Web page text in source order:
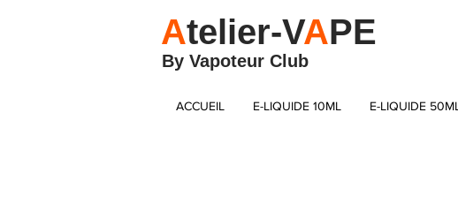
Atelier-VAPE
By Vapoteur Club
ACCUEIL E-LIQUIDE 10ML E-LIQUIDE 50ML